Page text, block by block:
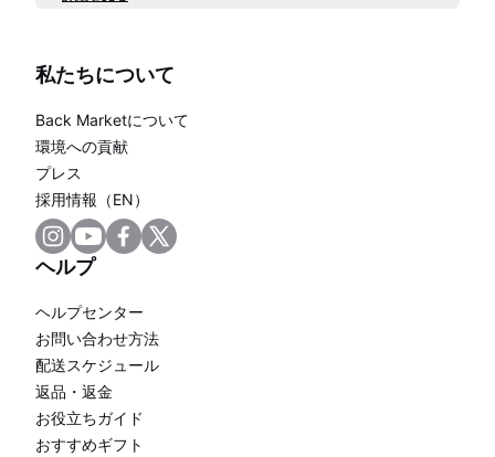
私たちについて
Back Marketについて
環境への貢献
プレス
採用情報（EN）
ヘルプ
ヘルプセンター
お問い合わせ方法
配送スケジュール
返品・返金
お役立ちガイド
おすすめギフト